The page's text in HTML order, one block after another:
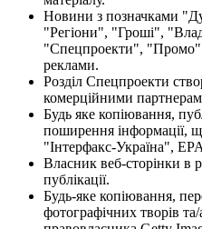
Новини з позначками
"Регіони", "Гроші",
"Спецпроекти", "Промо"
реклами.
Розділ Спецпроекти
комерційними
Будь яке копіювання,
поширення інформації,
"Інтерфакс-Україна",
Власник веб-сторінки в
публікації.
Будь-яке копіювання,
фотографічних творів та/